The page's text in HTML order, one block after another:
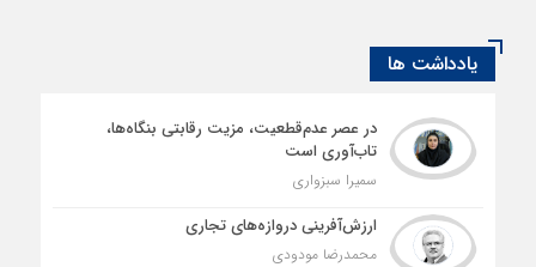
یادداشت ها
در عصر عدم‌قطعیت، مزیت رقابتی بنگاه‌ها،
تاب‌آوری است
سمیرا سبزواری
ارزش‌آفرینی دروازه‌های تجاری
محمدرضا مودودی